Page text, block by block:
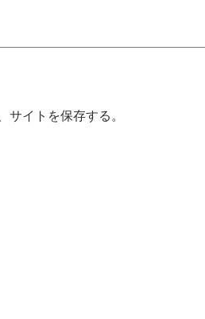
イトを保存する。